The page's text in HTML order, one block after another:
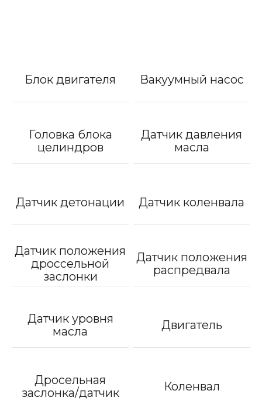
Блок двигателя Вакуумный насос
Головка блока
целиндров
Датчик давления
масла
Датчик детонации Датчик коленвала
Датчик положения
дроссельной
заслонки
Датчик положения
распредвала
Датчик уровня
масла
Двигатель
Дросельная
заслонка/датчик
Коленвал